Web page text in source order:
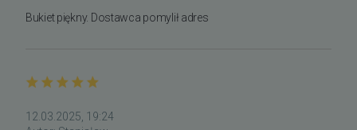
Bukiet piękny. Dostawca pomylił adres
12.03.2025, 19:24